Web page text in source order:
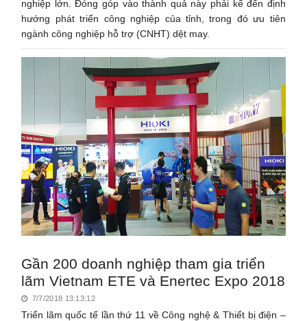
nghiệp lớn. Đóng góp vào thành quả này phải kể đến định
hướng phát triển công nghiệp của tỉnh, trong đó ưu tiên
ngành công nghiệp hỗ trợ (CNHT) dệt may.
Gần 200 doanh nghiệp tham gia triển
lãm Vietnam ETE và Enertec Expo 2018
7/7/2018 13:13:12
Triển lãm quốc tế lần thứ 11 về Công nghệ & Thiết bị điện –